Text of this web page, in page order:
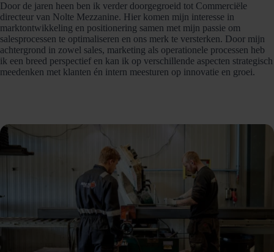
Door de jaren heen ben ik verder doorgegroeid tot Commerciële
directeur van Nolte Mezzanine. Hier komen mijn interesse in
marktontwikkeling en positionering samen met mijn passie om
salesprocessen te optimaliseren en ons merk te versterken. Door mijn
achtergrond in zowel sales, marketing als operationele processen heb
ik een breed perspectief en kan ik op verschillende aspecten strategisch
meedenken met klanten én intern meesturen op innovatie en groei.